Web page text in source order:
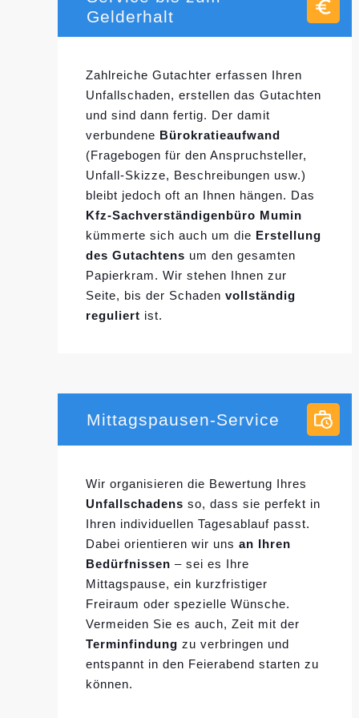
Gelderhalt
Zahlreiche Gutachter erfassen Ihren
Unfallschaden, erstellen das Gutachten
und sind dann fertig. Der damit
verbundene Bürokratieaufwand
(Fragebogen für den Anspruchsteller,
Unfall-Skizze, Beschreibungen usw.)
bleibt jedoch oft an Ihnen hängen. Das
Kfz-Sachverständigenbüro Mumin
kümmerte sich auch um die Erstellung
des Gutachtens um den gesamten
Papierkram. Wir stehen Ihnen zur
Seite, bis der Schaden vollständig
reguliert ist.
Mittagspausen-Service
Wir organisieren die Bewertung Ihres
Unfallschadens so, dass sie perfekt in
Ihren individuellen Tagesablauf passt.
Dabei orientieren wir uns an Ihren
Bedürfnissen – sei es Ihre
Mittagspause, ein kurzfristiger
Freiraum oder spezielle Wünsche.
Vermeiden Sie es auch, Zeit mit der
Terminfindung zu verbringen und
entspannt in den Feierabend starten zu
können.